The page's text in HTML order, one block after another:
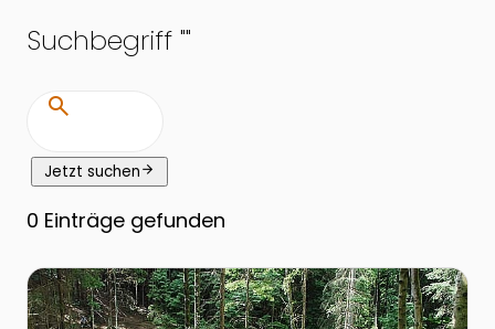
Suchbegriff ""
search
Jetzt suchenarrow_forward
0 Einträge gefunden
Zur Detailseite von Holzwelten Pabneukirchen